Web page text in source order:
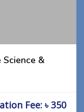
&
Fee: ৳ 350